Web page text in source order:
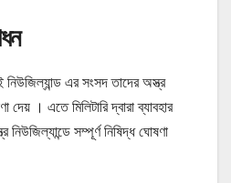
এর সংসদ তাদের অস্ত্র
। এতে মিলিটারি দ্বারা ব্যাবহার
সম্পূর্ণ নিষিদ্ধ ঘোষণা